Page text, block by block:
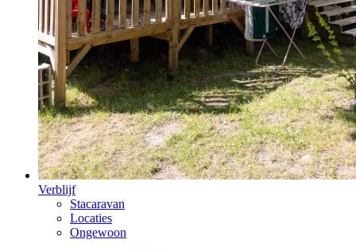
Verblijf
Stacaravan
Locaties
Ongewoon